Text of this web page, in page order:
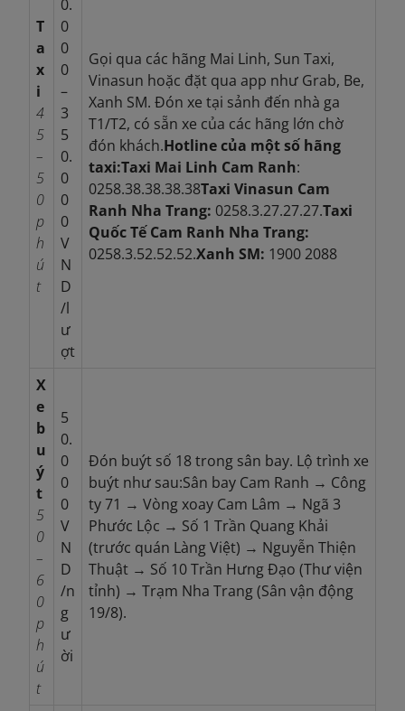
T
a
x
i
4
5
–
5
0
p
h
ú
t
0.
0
0
0
–
3
5
0.
0
0
0
V
N
D
/l
ư
ợt
Gọi qua các hãng Mai Linh, Sun Taxi,
Vinasun hoặc đặt qua app như Grab, Be,
Xanh SM. Đón xe tại sảnh đến nhà ga
T1/T2, có sẵn xe của các hãng lớn chờ
đón khách.Hotline của một số hãng
taxi:Taxi Mai Linh Cam Ranh:
0258.38.38.38.38Taxi Vinasun Cam
Ranh Nha Trang: 0258.3.27.27.27.Taxi
Quốc Tế Cam Ranh Nha Trang:
0258.3.52.52.52.Xanh SM: 1900 2088
X
e
b
u
ý
t
5
0
–
6
0
p
h
ú
t
5
0.
0
0
0
V
N
D
/n
g
ư
ời
Đón buýt số 18 trong sân bay. Lộ trình xe
buýt như sau:Sân bay Cam Ranh → Công
ty 71 → Vòng xoay Cam Lâm → Ngã 3
Phước Lộc → Số 1 Trần Quang Khải
(trước quán Làng Việt) → Nguyễn Thiện
Thuật → Số 10 Trần Hưng Đạo (Thư viện
tỉnh) → Trạm Nha Trang (Sân vận động
19/8).